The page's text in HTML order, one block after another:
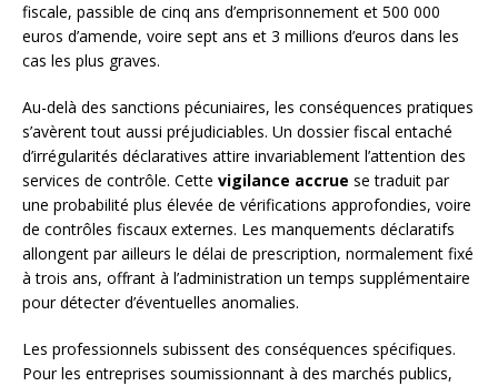
fiscale, passible de cinq ans d’emprisonnement et 500 000
euros d’amende, voire sept ans et 3 millions d’euros dans les
cas les plus graves.
Au-delà des sanctions pécuniaires, les conséquences pratiques
s’avèrent tout aussi préjudiciables. Un dossier fiscal entaché
d’irrégularités déclaratives attire invariablement l’attention des
services de contrôle. Cette vigilance accrue se traduit par
une probabilité plus élevée de vérifications approfondies, voire
de contrôles fiscaux externes. Les manquements déclaratifs
allongent par ailleurs le délai de prescription, normalement fixé
à trois ans, offrant à l’administration un temps supplémentaire
pour détecter d’éventuelles anomalies.
Les professionnels subissent des conséquences spécifiques.
Pour les entreprises soumissionnant à des marchés publics,